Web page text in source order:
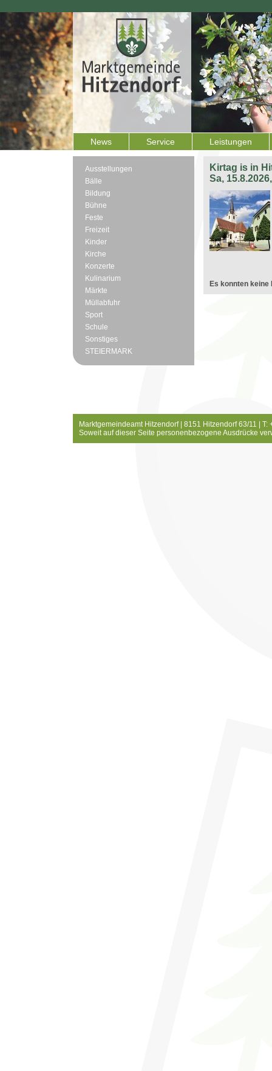
News Service Leistungen
Ausstellungen
Bälle
Bildung
Bühne
Feste
Freizeit
Kinder
Kirche
Konzerte
Kulinarium
Märkte
Müllabfuhr
Sport
Schule
Sonstiges
STEIERMARK
Kirtag is in
Sa,
Es konnten keine
Marktgemeindeamt Hitzendorf | 8151 Hitzendorf 63/11 |
Soweit auf dieser Seite personenbezogene Ausdrücke